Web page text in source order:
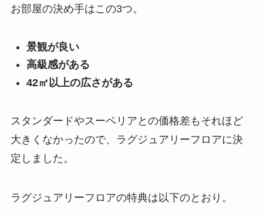
お部屋の決め手はこの3つ。
景観が良い
高級感がある
42㎡以上の広さがある
スタンダードやスーペリアとの価格差もそれほど
大きくなかったので、ラグジュアリーフロアに決
定しました。
ラグジュアリーフロアの特典は以下のとおり。